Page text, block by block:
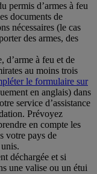
permis d’armes à feu
documents de
nécessaires (le cas
des armes, des
d’arme à feu et de
au moins trois
le formulaire sur
en anglais) dans
service d’assistance
Prévoyez
en compte les
votre pays de
déchargée et si
une valise ou un étui